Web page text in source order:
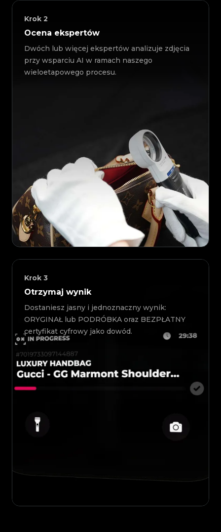
Krok 2
Ocena ekspertów
Dwóch lub więcej ekspertów analizuje zdjęcia
przy wsparciu AI w ramach naszego
wieloetapowego procesu.
Krok 3
Otrzymaj wynik
Dostaniesz jasny i jednoznaczny wynik:
ORYGINAŁ lub PODRÓBKA oraz BEZPŁATNY
certyfikat cyfrowy jako dowód.